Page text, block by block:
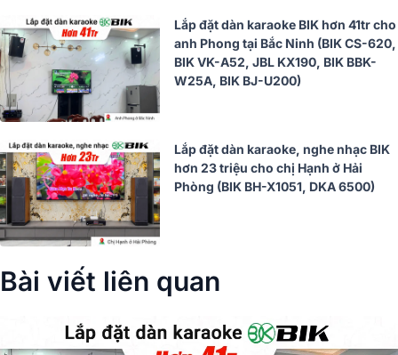
Lắp đặt dàn karaoke BIK hơn 41tr cho
anh Phong tại Bắc Ninh (BIK CS-620,
BIK VK-A52, JBL KX190, BIK BBK-
W25A, BIK BJ-U200)
Lắp đặt dàn karaoke, nghe nhạc BIK
hơn 23 triệu cho chị Hạnh ở Hải
Phòng (BIK BH-X1051, DKA 6500)
Bài viết liên quan